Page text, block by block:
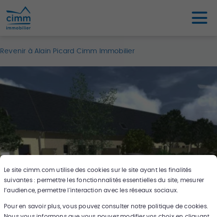
Le site cimm.comutilise des cookies sur le site ayant les finalités
suivantes : permettre les fonctionnalités essentielles du site, mesurer
l’audience, permettre l'interaction avec les réseaux sociaux.
Pour en savoir plus, vous pouvez consulter notre politique de cookies.
Revenir à Alain Picard Cimm Immobilier
2photos